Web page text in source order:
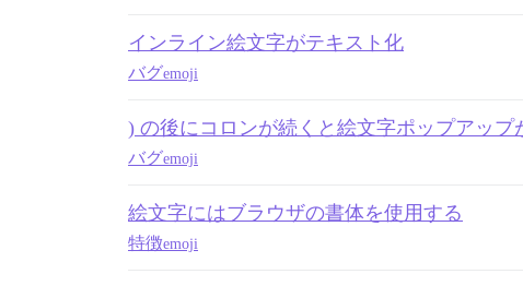
インライン絵文字がテキスト化
バグemoji
) の後にコロンが続くと絵文字ポップアップ
バグemoji
絵文字にはブラウザの書体を使用する
特徴emoji